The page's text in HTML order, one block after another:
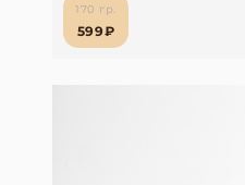
170 гр.
599₽